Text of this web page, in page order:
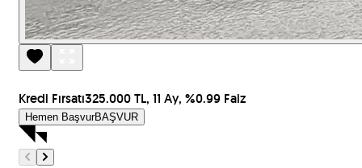
Kredi Fırsatı325.000 TL, 11 Ay, %0.99 Faiz
Hemen BaşvurBAŞVUR